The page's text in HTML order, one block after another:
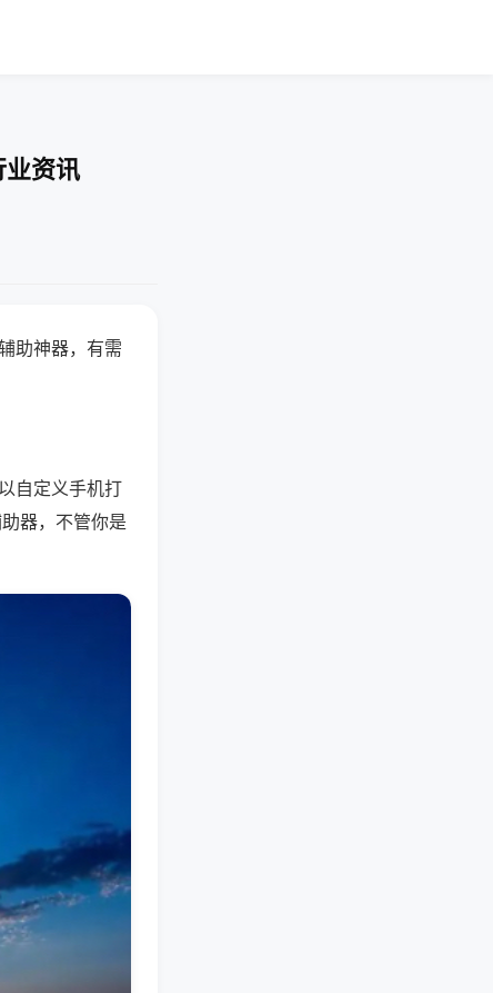
资讯
助神器，有需
自定义手机打
器，不管你是